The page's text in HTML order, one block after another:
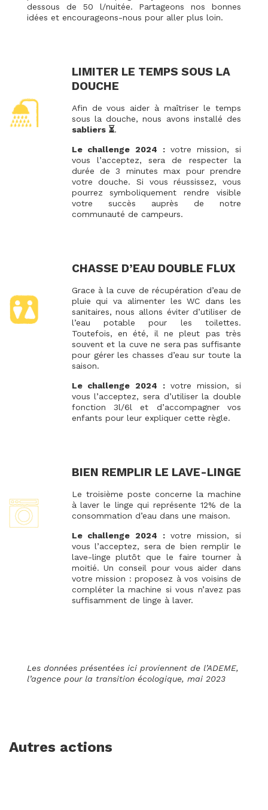
dessous de 50 l/nuitée. Partageons nos bonnes
idées et encourageons-nous pour aller plus loin.
LIMITER LE TEMPS SOUS LA
DOUCHE
Afin de vous aider à maîtriser le temps
sous la douche, nous avons installé des
sabliers ⏳.
Le challenge 2024 : votre mission, si
vous l’acceptez, sera de respecter la
durée de 3 minutes max pour prendre
votre douche. Si vous réussissez, vous
pourrez symboliquement rendre visible
votre succès auprès de notre
communauté de campeurs.
CHASSE D’EAU DOUBLE FLUX
Grace à la cuve de récupération d’eau de
pluie qui va alimenter les WC dans les
sanitaires, nous allons éviter d’utiliser de
l’eau potable pour les toilettes.
Toutefois, en été, il ne pleut pas très
souvent et la cuve ne sera pas suffisante
pour gérer les chasses d’eau sur toute la
saison.
Le challenge 2024 : votre mission, si
vous l’acceptez, sera d’utiliser la double
fonction 3l/6l et d’accompagner vos
enfants pour leur expliquer cette règle.
BIEN REMPLIR LE LAVE-LINGE
Le troisième poste concerne la machine
à laver le linge qui représente 12% de la
consommation d’eau dans une maison.
Le challenge 2024 : votre mission, si
vous l’acceptez, sera de bien remplir le
lave-linge plutôt que le faire tourner à
moitié. Un conseil pour vous aider dans
votre mission : proposez à vos voisins de
compléter la machine si vous n’avez pas
suffisamment de linge à laver.
Les données présentées ici proviennent de l’ADEME,
l’agence pour la transition écologique, mai 2023
Autres actions